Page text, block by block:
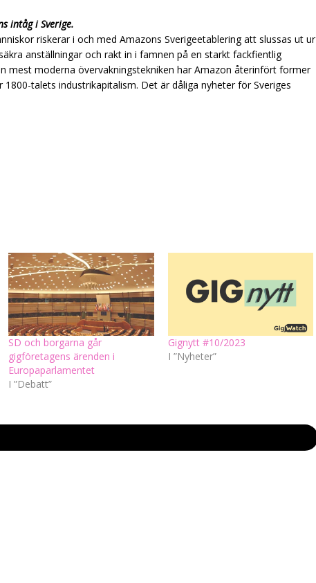
intåg i Sverige.
riskerar i och med Amazons Sverigeetablering att slussas ut ur
anställningar och rakt in i famnen på en starkt fackfientlig
mest moderna övervakningstekniken har Amazon återinfört former
talets industrikapitalism. Det är dåliga nyheter för Sveriges
SD och borgarna går
gigföretagens ärenden i
Europaparlamentet
I ”Debatt”
Gignytt #10/2023
I ”Nyheter”